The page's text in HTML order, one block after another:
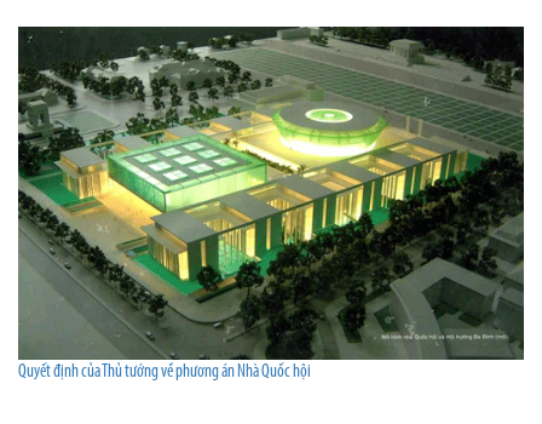
Quyết định của Thủ tướng về phương án Nhà Quốc hội